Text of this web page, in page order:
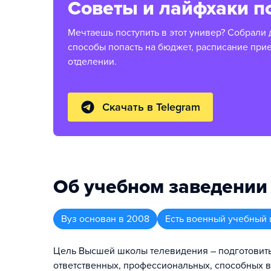
Советы и лайфхаки
Мечтаешь поступить в этот универ?
способы попасть на бюджет, расписание
отделении.
Скачать в Telegram
Об учебном заведении
Вуз основан в 2008 Есть военный учебный
Цель Высшей школы телевидения –
ответственных, профессиональных, способных